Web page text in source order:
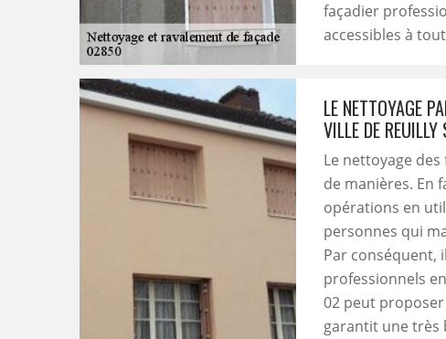
façadier
accessibles à
LE NETTOYAGE
VILLE DE
Le nettoyage
de manières. En
opérations en
personnes qui
Par conséquent,
professionnels
02 peut proposer
garantit une très